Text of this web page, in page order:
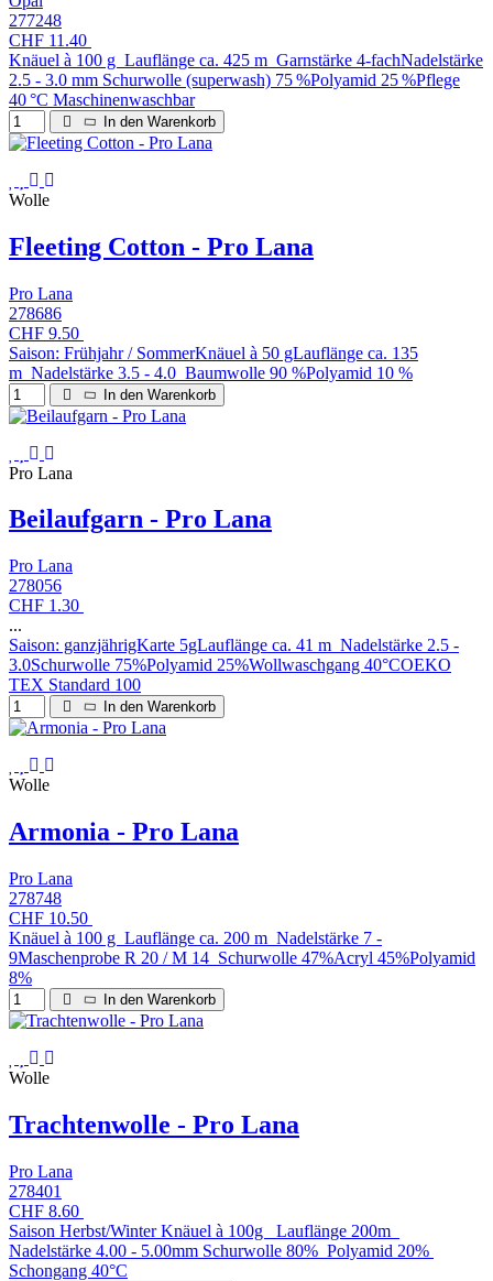
277248
CHF 11.40
Knäuel à 100 g Lauflänge ca. 425 m Garnstärke 4-fachNadelstärke
2.5 - 3.0 mm Schurwolle (superwash) 75 %Polyamid 25 %Pflege
40 °C Maschinenwaschbar
In den Warenkorb
Wolle
Fleeting Cotton - Pro Lana
Pro Lana
278686
CHF 9.50
Saison: Frühjahr / SommerKnäuel à 50 gLauflänge ca. 135
m Nadelstärke 3.5 - 4.0 Baumwolle 90 %Polyamid 10 %
In den Warenkorb
Pro Lana
Beilaufgarn - Pro Lana
Pro Lana
278056
CHF 1.30
...
Saison: ganzjährigKarte 5gLauflänge ca. 41 m Nadelstärke 2.5 -
3.0Schurwolle 75%Polyamid 25%Wollwaschgang 40°COEKO
TEX Standard 100
In den Warenkorb
Wolle
Armonia - Pro Lana
Pro Lana
278748
CHF 10.50
Knäuel à 100 g Lauflänge ca. 200 m Nadelstärke 7 -
9Maschenprobe R 20 / M 14 Schurwolle 47%Acryl 45%Polyamid
8%
In den Warenkorb
Wolle
Trachtenwolle - Pro Lana
Pro Lana
278401
CHF 8.60
Saison Herbst/Winter Knäuel à 100g Lauflänge 200m
Nadelstärke 4.00 - 5.00mm Schurwolle 80% Polyamid 20%
Schongang 40°C